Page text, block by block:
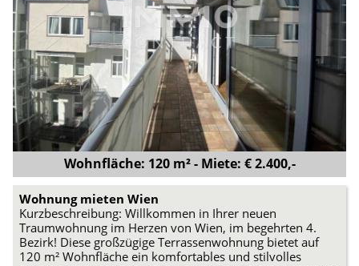
Wohnfläche: 120 m² - Miete: € 2.400,-
Wohnung mieten Wien
Kurzbeschreibung: Willkommen in Ihrer neuen
Traumwohnung im Herzen von Wien, im begehrten 4.
Bezirk! Diese großzügige Terrassenwohnung bietet auf
120 m² Wohnfläche ein komfortables und stilvolles